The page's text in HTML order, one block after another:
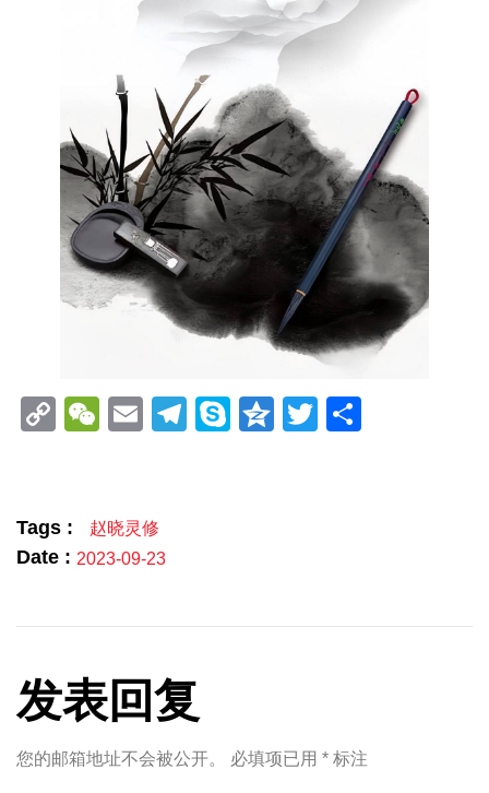
CopyWeChat
EmailTelegram
SkypeQzoneTwitter
Tags : 赵晓灵修
Date : 2023-09-23
发表回复
您的邮箱地址不会被公开。 必填项已用 * 标注